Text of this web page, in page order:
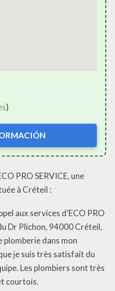
)
PRO SERVICE, une
à Créteil :
aux services d’ECO PRO
Dr Plichon, 94000 Créteil,
plomberie dans mon
je suis très satisfait du
Les plombiers sont très
courtois.